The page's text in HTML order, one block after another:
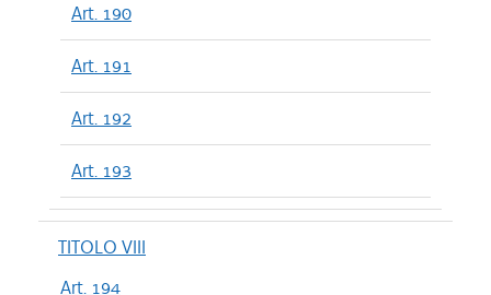
Art. 190
Art. 191
Art. 192
Art. 193
TITOLO VIII
Art. 194